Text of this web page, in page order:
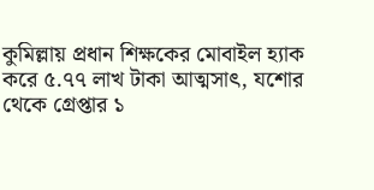
কুমিল্লায় প্রধান শিক্ষকের মোবাইল হ্যাক
করে ৫.৭৭ লাখ টাকা আত্মসাৎ, যশোর
থেকে গ্রেপ্তার ১